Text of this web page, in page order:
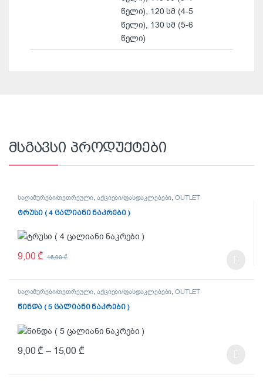
წელი), 120 სმ (4-5
წელი), 130 სმ (5-6
წელი)
მსგავსი პროდუქტები
საღამურები/თეთრეული,აქციები/ფასდაკლებები, OUTLET
ტრუსი ( 4 ცალიანი ნაკრები )
9,00₾ 16,00₾
საღამურები/თეთრეული,აქციები/ფასდაკლებები, OUTLET
წინდა ( 5 ცალიანი ნაკრები )
9,00₾– 15,00₾